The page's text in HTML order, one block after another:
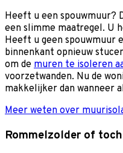
Heeft u een spouwmuur?
een slimme maatregel. U
Heeft u geen spouwmuur
binnenkant opnieuw
om de muren te isoleren
voorzetwanden. Nu de
makkelijker dan wanneer
Meer weten over
Rommelzolder of